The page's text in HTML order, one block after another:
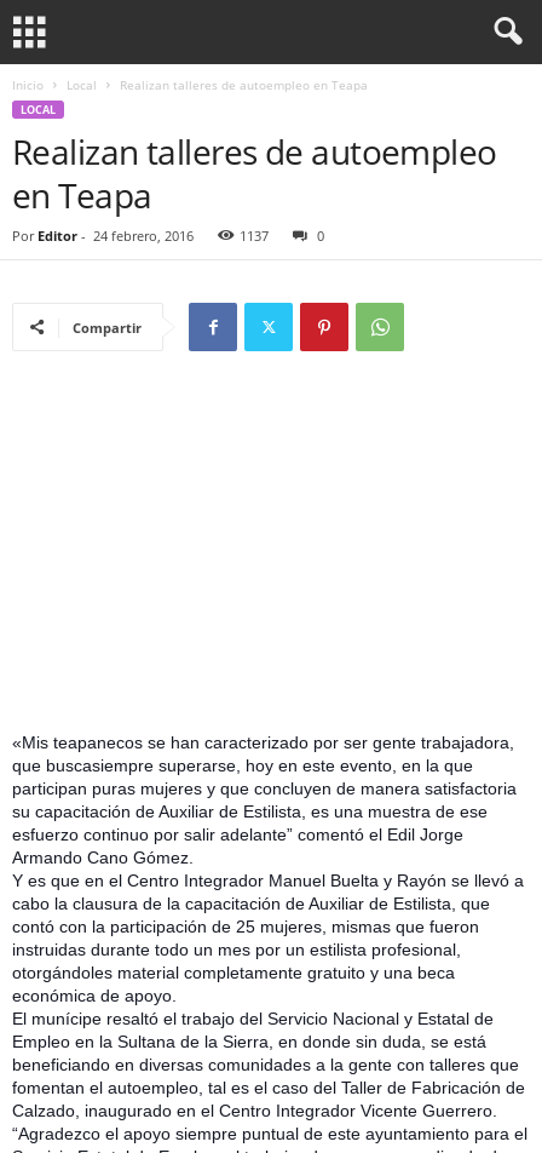
Inicio Local Realizan talleres de autoempleo en Teapa
LOCAL
Realizan talleres de autoempleo
en Teapa
Por Editor - 24 febrero, 2016 1137 0
Compartir
«Mis teapanecos se han caracterizado por ser gente trabajadora,
que buscasiempre superarse, hoy en este evento, en la que
participan puras mujeres y que concluyen de manera satisfactoria
su capacitación de Auxiliar de Estilista, es una muestra de ese
esfuerzo continuo por salir adelante” comentó el Edil Jorge
Armando Cano Gómez.
Y es que en el Centro Integrador Manuel Buelta y Rayón se llevó a
cabo la clausura de la capacitación de Auxiliar de Estilista, que
contó con la participación de 25 mujeres, mismas que fueron
instruidas durante todo un mes por un estilista profesional,
otorgándoles material completamente gratuito y una beca
económica de apoyo.
El munícipe resaltó el trabajo del Servicio Nacional y Estatal de
Empleo en la Sultana de la Sierra, en donde sin duda, se está
beneficiando en diversas comunidades a la gente con talleres que
fomentan el autoempleo, tal es el caso del Taller de Fabricación de
Calzado, inaugurado en el Centro Integrador Vicente Guerrero.
“Agradezco el apoyo siempre puntual de este ayuntamiento para el